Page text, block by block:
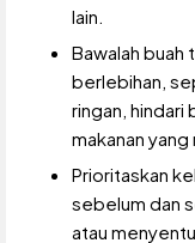
lain.
Bawalah buah
berlebihan,
ringan, hindari
makanan yang
Prioritaskan
sebelum dan
atau